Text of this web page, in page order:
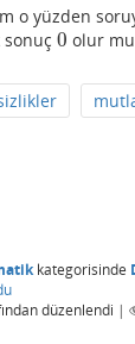
o yüzden
sonuç 0
0 olur
kategorisinde
düzenlendi |